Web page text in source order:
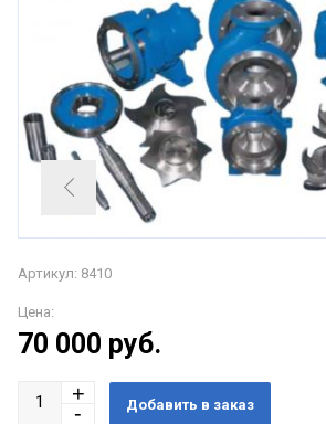
Артикул: 8410
Цена:
70 000 руб.